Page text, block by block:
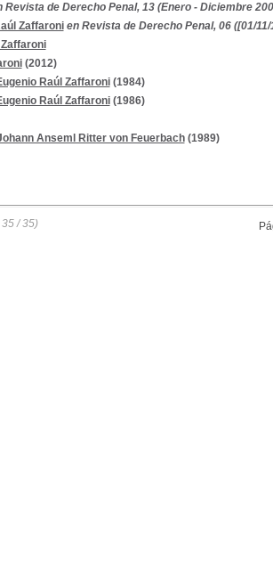
Revista de Derecho Penal, 13 (Enero - Diciembre
Zaffaroni en Revista de Derecho Penal, 06 ([01/11/
(2012)
Raúl Zaffaroni(1984)
Raúl Zaffaroni(1986)
Anseml Ritter von Feuerbach(1989)
/ 35)